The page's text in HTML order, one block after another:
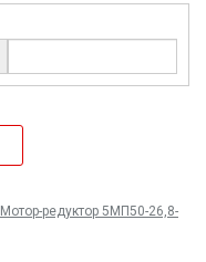
Мо­тор-ре­дук­тор 5МП50-26,8-